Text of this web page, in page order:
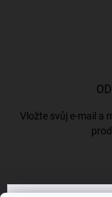
Vložte svůj e-mail a